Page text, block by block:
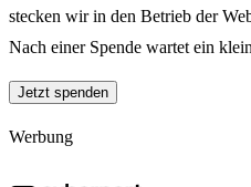
stecken wir in den Betrieb der
Nach einer Spende wartet ein
Jetzt spenden
Werbung